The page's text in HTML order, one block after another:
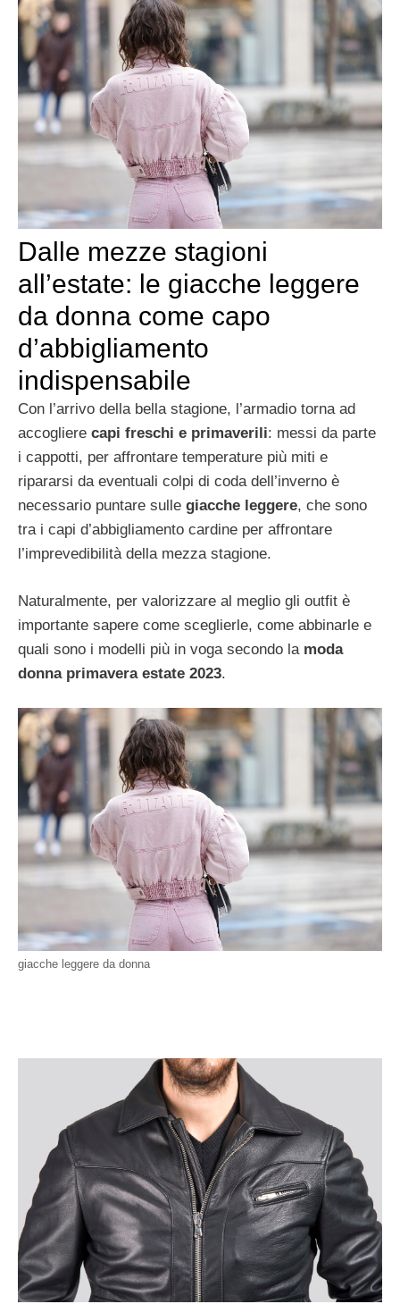
Dalle mezze stagioni
all’estate: le giacche leggere
da donna come capo
d’abbigliamento
indispensabile
Con l’arrivo della bella stagione, l’armadio torna ad
accogliere capi freschi e primaverili: messi da parte
i cappotti, per affrontare temperature più miti e
ripararsi da eventuali colpi di coda dell’inverno è
necessario puntare sulle giacche leggere, che sono
tra i capi d’abbigliamento cardine per affrontare
l’imprevedibilità della mezza stagione.
Naturalmente, per valorizzare al meglio gli outfit è
importante sapere come sceglierle, come abbinarle e
quali sono i modelli più in voga secondo la moda
donna primavera estate 2023.
giacche leggere da donna